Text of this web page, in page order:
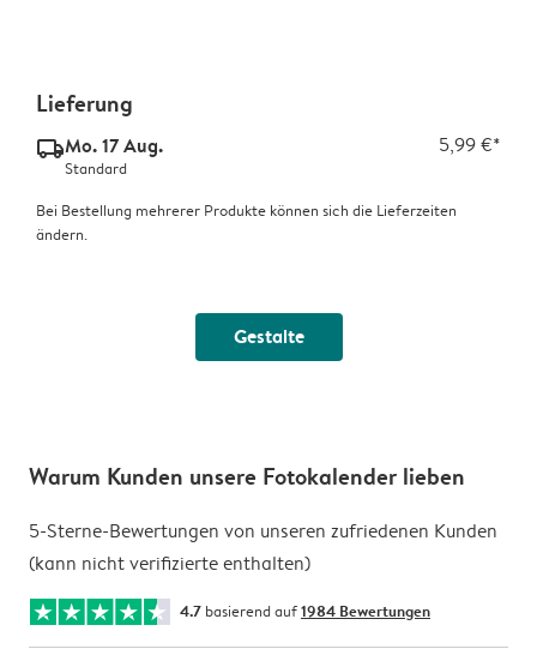
Lieferung
delivery_standard_v2Mo. 17 Aug. 5,99 €*
Standard
Bei Bestellung mehrerer Produkte können sich die Lieferzeiten
ändern.
Gestalte
Warum Kunden unsere Fotokalender lieben
5-Sterne-Bewertungen von unseren zufriedenen Kunden
(kann nicht verifizierte enthalten)
4.7 basierend auf1984 Bewertungen